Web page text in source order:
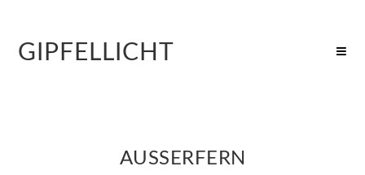
GIPFELLICHT
AUSSERFERN